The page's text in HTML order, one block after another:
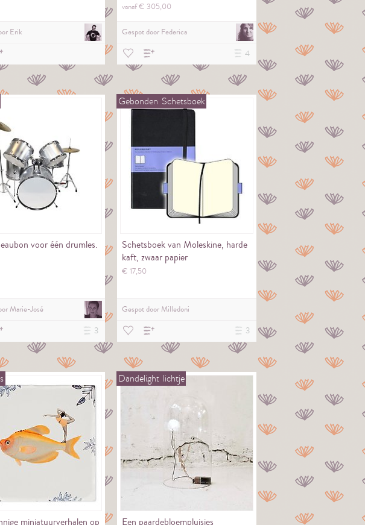
Erik
vanaf € 305,00
Gespot door Federica
4
voor één drumles.
Marie-José
3
Gebonden Schetsboek
Schetsboek van Moleskine, harde
kaft, zwaar papier
€ 17,50
Gespot doorMilledoni
3
miniatuurverhalen op
Dandelight lichtje
Een paardebloempluisjes